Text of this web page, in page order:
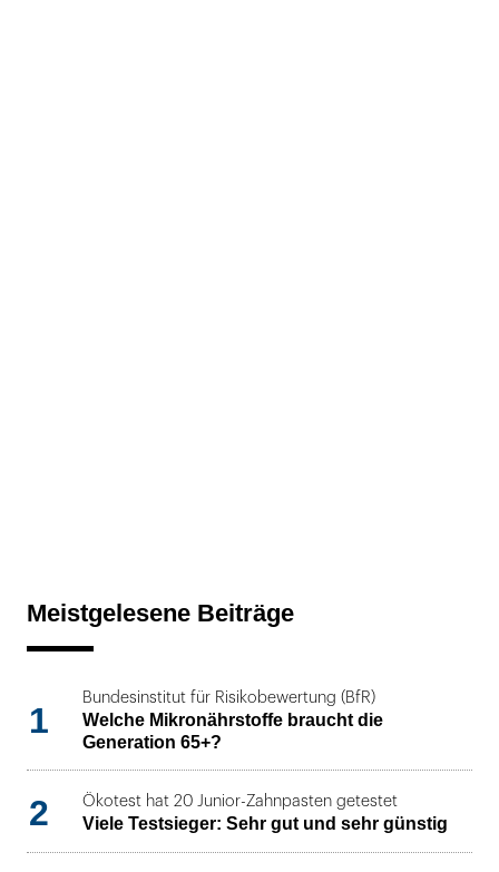
Meistgelesene Beiträge
1
Bundesinstitut für Risikobewertung (BfR)
Welche Mikronährstoffe braucht die
Generation 65+?
2 Ökotest hat 20 Junior-Zahnpasten getestet
Viele Testsieger: Sehr gut und sehr günstig